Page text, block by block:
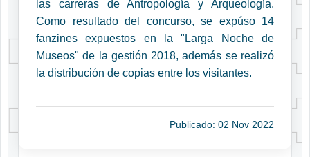
las carreras de Antropología y Arqueología.
Como resultado del concurso, se expúso 14
fanzines expuestos en la "Larga Noche de
Museos" de la gestión 2018, además se realizó
la distribución de copias entre los visitantes.
Publicado: 02 Nov 2022